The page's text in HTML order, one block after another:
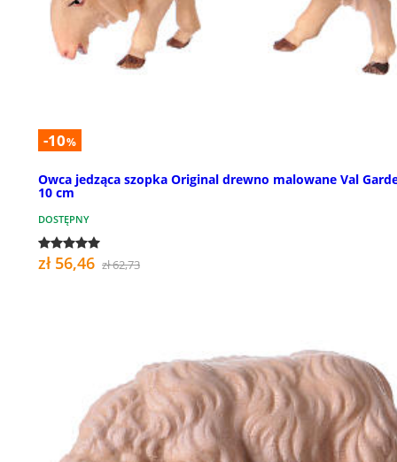
-10%
Owca jedząca szopka Original drewno malowane Val
10 cm
DOSTĘPNY
zł 56,46 zł 62,73